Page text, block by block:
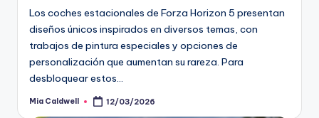
Los coches estacionales de Forza Horizon 5 presentan
diseños únicos inspirados en diversos temas, con
trabajos de pintura especiales y opciones de
personalización que aumentan su rareza. Para
desbloquear estos…
Posted
Mia Caldwell 12/03/2026